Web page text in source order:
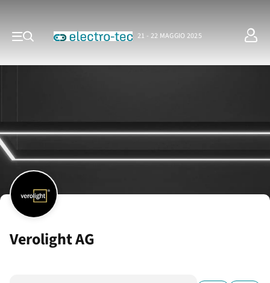
21 - 22 MAGGIO 2025
Verolight AG